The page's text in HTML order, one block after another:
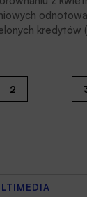
kredytów
była
tys. zł.,
2